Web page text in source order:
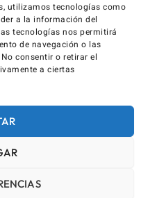
utilizamos tecnologías como
a la información del
tecnologías nos permitirá
de navegación o las
consentir o retirar el
a ciertas